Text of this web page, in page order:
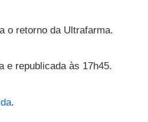
o retorno da Ultrafarma.
e republicada às 17h45.
.